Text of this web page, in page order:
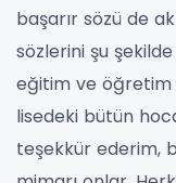
başarır sözü de
sözlerini şu
eğitim ve öğretim
lisedeki bütün
teşekkür ederim,